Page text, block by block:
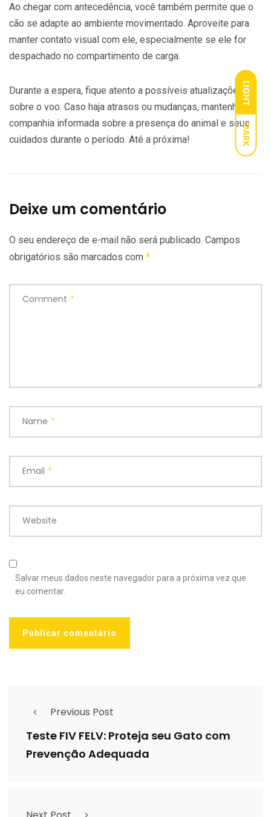
LIGHT
DARK
Ao chegar com antecedência, você também permite que o
cão se adapte ao ambiente movimentado. Aproveite para
manter contato visual com ele, especialmente se ele for
despachado no compartimento de carga.
Durante a espera, fique atento a possíveis atualizações
sobre o voo. Caso haja atrasos ou mudanças, mantenha a
companhia informada sobre a presença do animal e seus
cuidados durante o período. Até a próxima!
Deixe um comentário
O seu endereço de e-mail não será publicado. Campos
obrigatórios são marcados com *
Comment *
Name *
Email *
Website
Salvar meus dados neste navegador para a próxima vez que
eu comentar.
Previous Post
Teste FIV FELV: Proteja seu Gato com
Prevenção Adequada